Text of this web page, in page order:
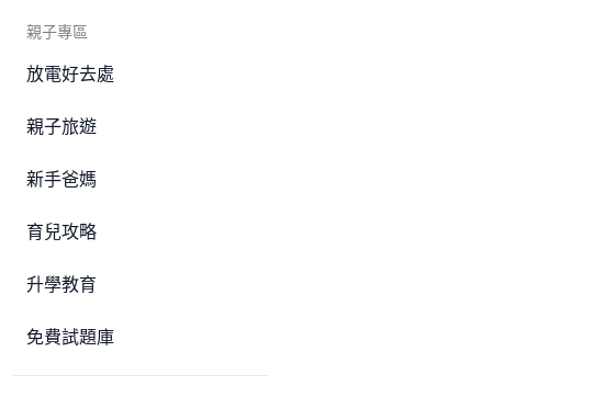
親子專區
放電好去處
親子旅遊
新手爸媽
育兒攻略
升學教育
免費試題庫